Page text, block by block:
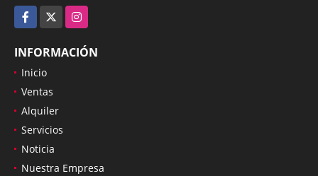
Facebook
Instagram
INFORMACIÓN
Inicio
Ventas
Alquiler
Servicios
Noticia
Nuestra Empresa